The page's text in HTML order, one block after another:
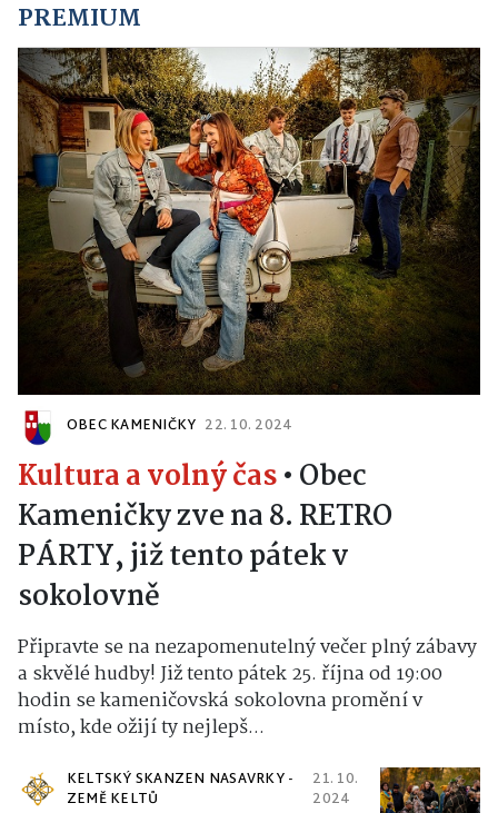
PREMIUM
OBEC KAMENIČKY 22. 10. 2024
Kultura a volný čas• Obec
Kameničky zve na 8. RETRO
PÁRTY, již tento pátek v
sokolovně
Připravte se na nezapomenutelný večer plný zábavy
a skvělé hudby! Již tento pátek 25. října od 19:00
hodin se kameničovská sokolovna promění v
místo, kde ožijí ty nejlepš...
KELTSKÝ SKANZEN NASAVRKY -
ZEMĚ KELTŮ
21. 10.
2024